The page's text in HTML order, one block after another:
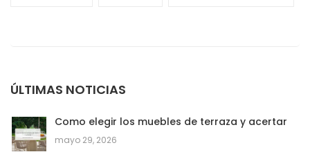
ÚLTIMAS NOTICIAS
Como elegir los muebles de terraza y acertar
mayo 29, 2026